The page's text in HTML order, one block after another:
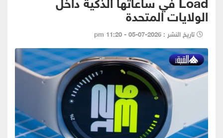
الولايات المتحدة
تاريخ النشر : 2026-07-05 - 11:20 pm